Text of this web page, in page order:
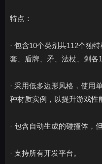
特点：
· 包含10个类别共112个独
套、盾牌、矛、法杖、剑各
· 采用低多边形风格，使用
种材质实例，以提升游戏性
· 包含自动生成的碰撞体，
· 支持所有开发平台。